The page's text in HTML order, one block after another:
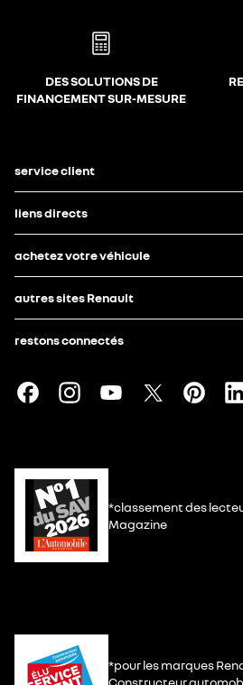
DES SOLUTIONS DE
FINANCEMENT SUR-MESURE
service client
liens directs
achetez votre véhicule
autres sites Renault
restons connectés
*classement des
Magazine
*pour les marques
Constructeur